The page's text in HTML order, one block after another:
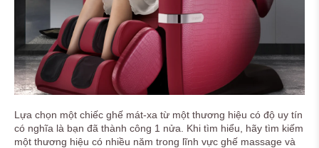
Lựa chọn một chiếc ghế mát-xa từ một thương hiệu có độ uy tín
có nghĩa là bạn đã thành công 1 nửa. Khi tìm hiểu, hãy tìm kiếm
một thương hiệu có nhiều năm trong lĩnh vực ghế massage và